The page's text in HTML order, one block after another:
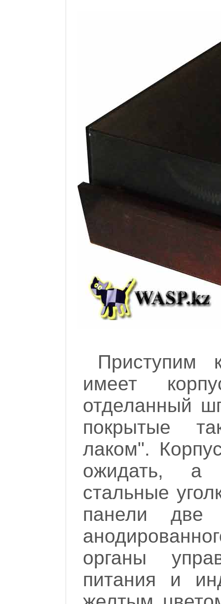
Приступим
имеет
отделанный
покрытые
лаком".
ожидать, а
стальные
панели две
органы
питания и